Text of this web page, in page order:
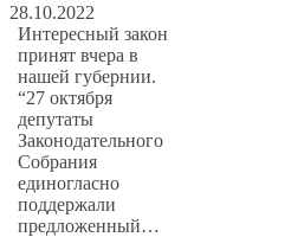
28.10.2022
Интересный закон
принят вчера в
нашей губернии.
“27 октября
депутаты
Законодательного
Собрания
единогласно
поддержали
предложенный…